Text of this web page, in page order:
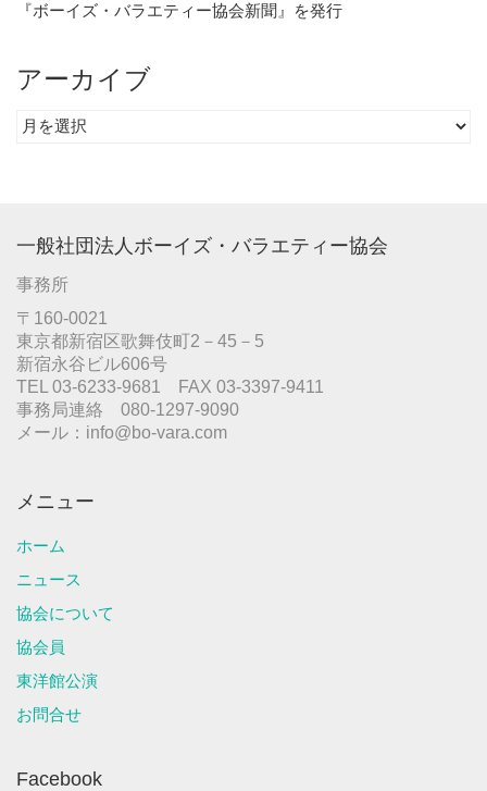
『ボーイズ・バラエティー協会新聞』を発行
アーカイブ
ア
ー
一般社団法人ボーイズ・バラエティー協会
事務所
〒160-0021
東京都新宿区歌舞伎町2－45－5
新宿永谷ビル606号
TEL 03-6233-9681 FAX 03-3397-9411
事務局連絡 080-1297-9090
メール：info@bo-vara.com
メニュー
ホーム
ニュース
協会について
協会員
東洋館公演
お問合せ
Facebook